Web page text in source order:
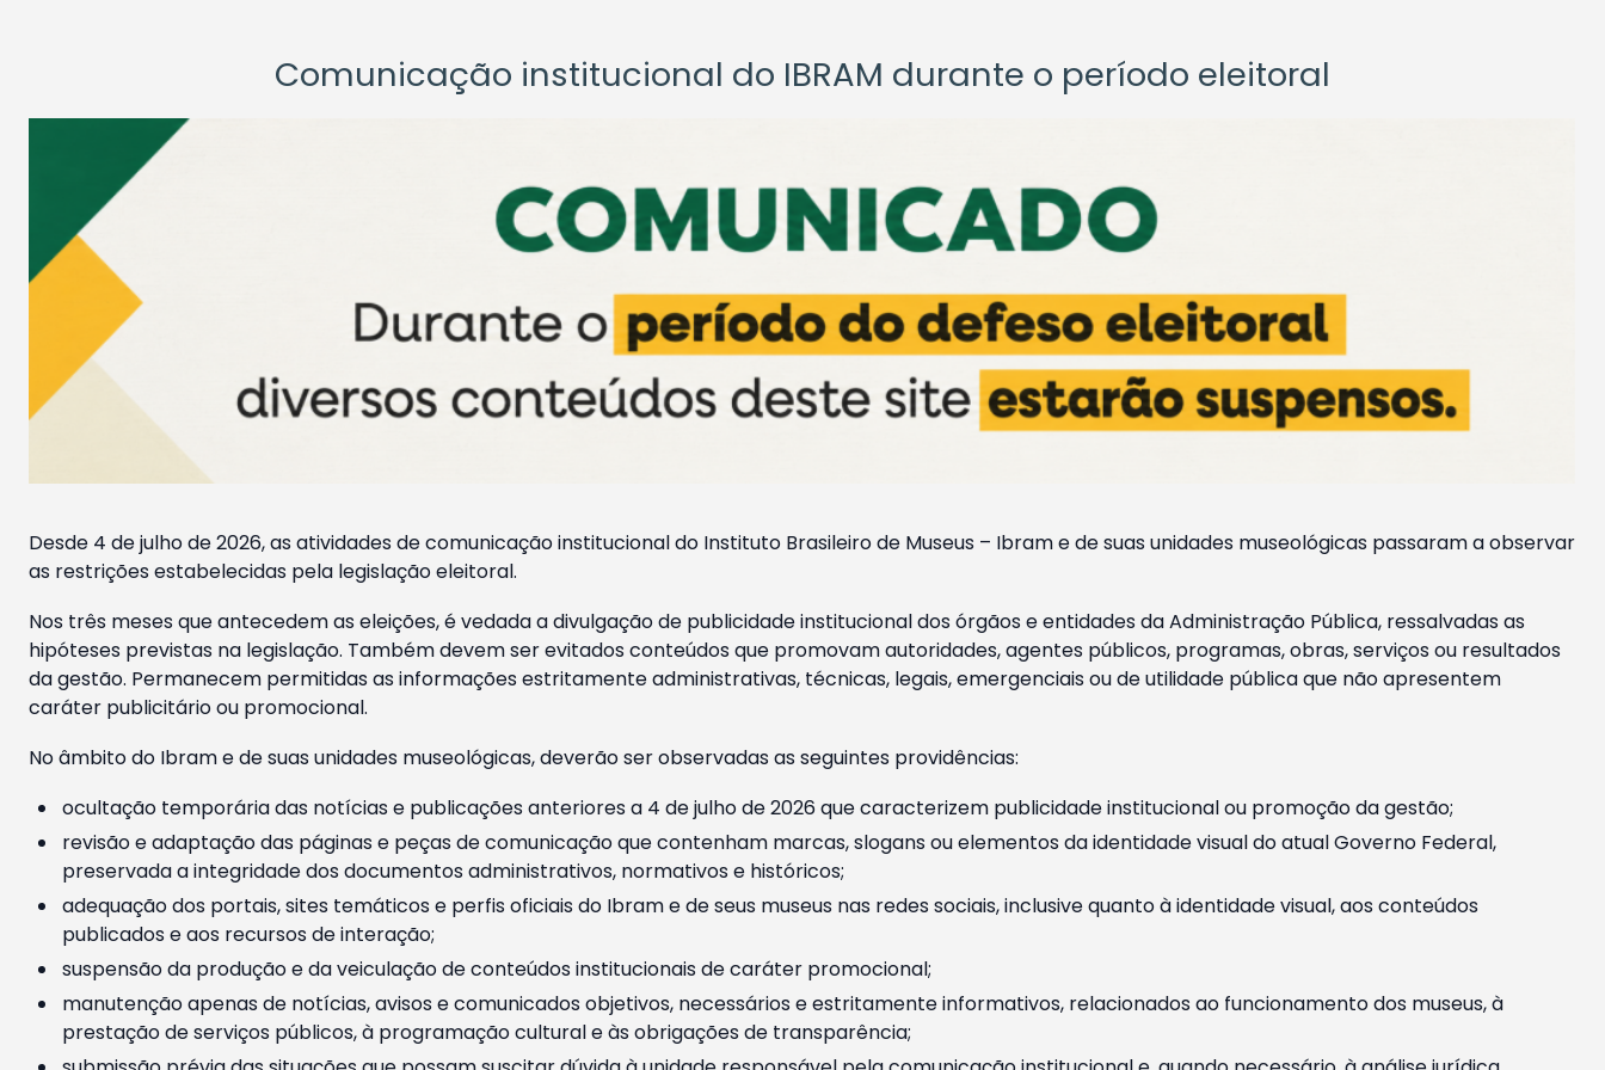
Comunicação institucional do IBRAM durante o período eleitoral
Desde 4 de julho de 2026, as atividades de comunicação institucional do Instituto Brasileiro de Museus – Ibram e de suas unidades museológicas passaram a observar
as restrições estabelecidas pela legislação eleitoral.
Nos três meses que antecedem as eleições, é vedada a divulgação de publicidade institucional dos órgãos e entidades da Administração Pública, ressalvadas as
hipóteses previstas na legislação. Também devem ser evitados conteúdos que promovam autoridades, agentes públicos, programas, obras, serviços ou resultados
da gestão. Permanecem permitidas as informações estritamente administrativas, técnicas, legais, emergenciais ou de utilidade pública que não apresentem
caráter publicitário ou promocional.
No âmbito do Ibram e de suas unidades museológicas, deverão ser observadas as seguintes providências:
ocultação temporária das notícias e publicações anteriores a 4 de julho de 2026 que caracterizem publicidade institucional ou promoção da gestão;
revisão e adaptação das páginas e peças de comunicação que contenham marcas, slogans ou elementos da identidade visual do atual Governo Federal,
preservada a integridade dos documentos administrativos, normativos e históricos;
adequação dos portais, sites temáticos e perfis oficiais do Ibram e de seus museus nas redes sociais, inclusive quanto à identidade visual, aos conteúdos
publicados e aos recursos de interação;
suspensão da produção e da veiculação de conteúdos institucionais de caráter promocional;
manutenção apenas de notícias, avisos e comunicados objetivos, necessários e estritamente informativos, relacionados ao funcionamento dos museus, à
prestação de serviços públicos, à programação cultural e às obrigações de transparência;